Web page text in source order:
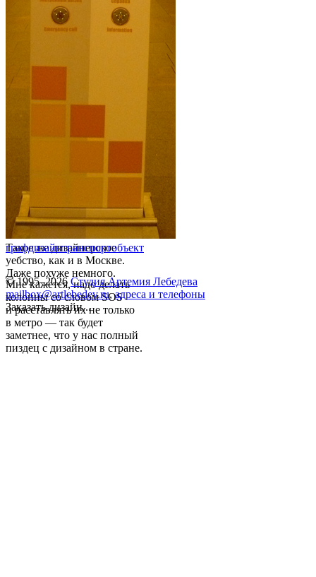
Такое же дизайнерское
уебство, как и в Москве.
Даже похуже немного.
Мне кажется, надо делать
колонны со словом SOS
и расставлять их не только
в метро — так будет
заметнее, что у нас полный
пиздец с дизайном в стране.
графдизайнтранспортобъект
© 1995–2026 Студия Артемия Лебедева
mailbox@artlebedev.ru, адреса и телефоны
Заказать дизайн...